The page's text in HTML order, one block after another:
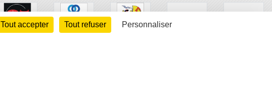
Tout accepter Tout refuser Personnaliser